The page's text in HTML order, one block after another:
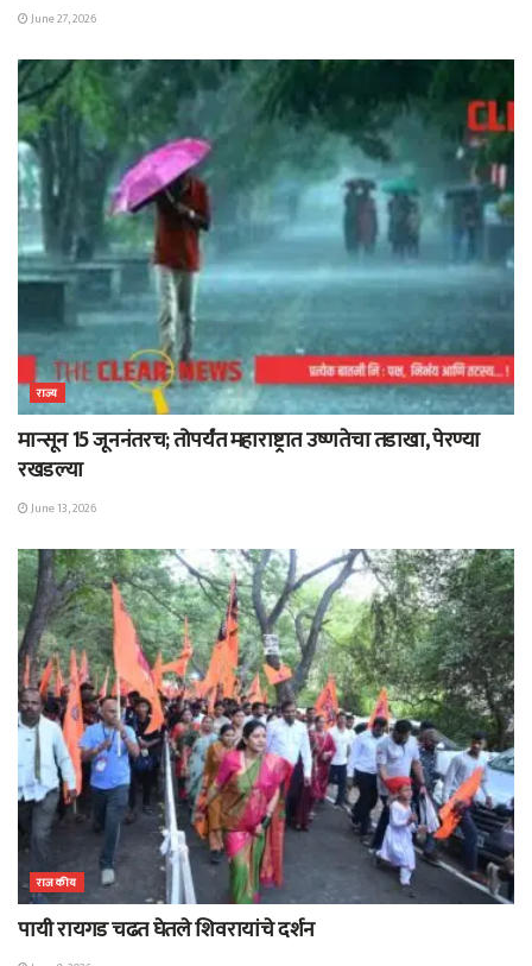
June 27, 2026
राज्य
मान्सून 15 जूननंतरच; तोपर्यंत महाराष्ट्रात उष्णतेचा तडाखा, पेरण्या
रखडल्या
June 13, 2026
राजकीय
पायी रायगड चढत घेतले शिवरायांचे दर्शन